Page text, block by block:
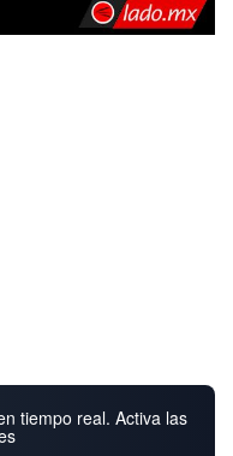
tiempo real. Activa las